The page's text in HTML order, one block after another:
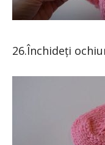
26.Închideți